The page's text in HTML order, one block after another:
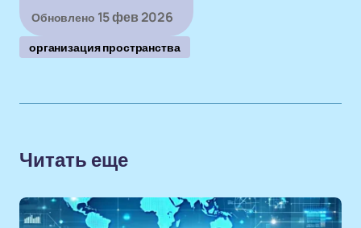
Обновлено 15 фев 2026
организация пространства
Читать еще